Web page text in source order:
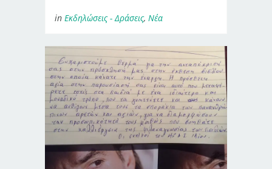
in Εκδηλώσεις - Δράσεις, Νέα